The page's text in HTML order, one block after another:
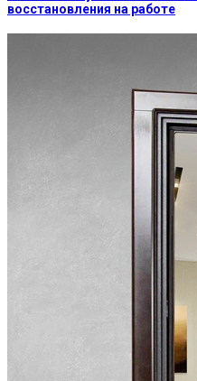
восстановления на работе